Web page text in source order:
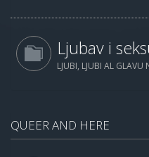
Ljubav i
LJUBI, LJUBI AL GLAVU
QUEER AND HERE